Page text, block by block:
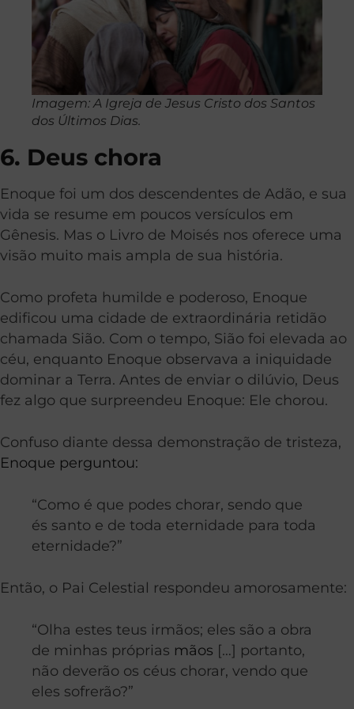
Imagem: A Igreja de Jesus Cristo dos Santos
dos Últimos Dias.
6. Deus chora
Enoque foi um dos descendentes de Adão, e sua
vida se resume em poucos versículos em
Gênesis. Mas o Livro de Moisés nos oferece uma
visão muito mais ampla de sua história.
Como profeta humilde e poderoso, Enoque
edificou uma cidade de extraordinária retidão
chamada Sião. Com o tempo, Sião foi elevada ao
céu, enquanto Enoque observava a iniquidade
dominar a Terra. Antes de enviar o dilúvio, Deus
fez algo que surpreendeu Enoque: Ele chorou.
Confuso diante dessa demonstração de tristeza,
Enoque perguntou:
“Como é que podes chorar, sendo que
és santo e de toda eternidade para toda
eternidade?”
Então, o Pai Celestial respondeu amorosamente:
“Olha estes teus irmãos; eles são a obra
de minhas próprias mãos […] portanto,
não deverão os céus chorar, vendo que
eles sofrerão?”